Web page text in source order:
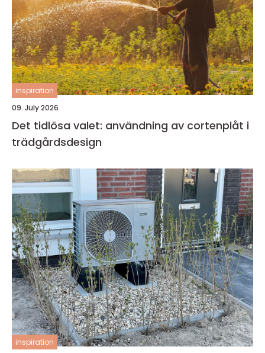
inspiration
09. July 2026
Det tidlösa valet: användning av cortenplåt i
trädgårdsdesign
inspiration